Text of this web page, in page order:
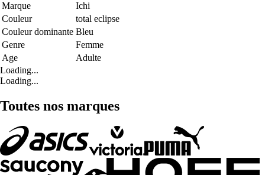
Marque
Ichi
Couleur
total eclipse
Couleur dominante Bleu
Genre
Femme
Age
Adulte
Loading...
Loading...
Toutes nos marques